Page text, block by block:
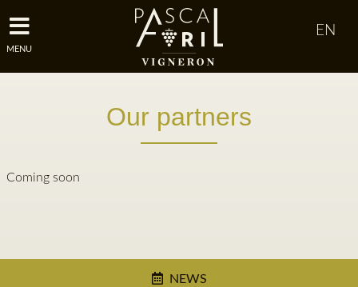
MENU
Our partners
Coming soon
NEWS